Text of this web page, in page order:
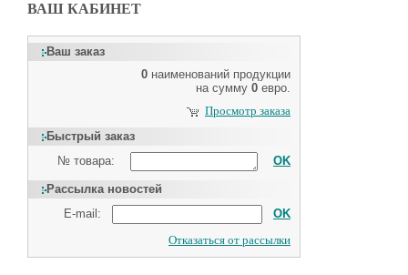
ВАШ КАБИНЕТ
Ваш заказ
0 наименований продукции
на сумму 0 евро.
Просмотр заказа
Быстрый заказ
№ товара:
OK
Рассылка новостей
E-mail:
OK
Отказаться от рассылки